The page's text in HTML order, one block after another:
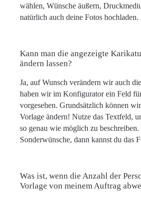
wählen, Wünsche äußern,
natürlich auch deine Fotos hochladen.
Kann man die angezeigte
ändern lassen?
Ja, auf Wunsch verändern wir auch
haben wir im Konfigurator ein Feld
vorgesehen. Grundsätzlich können
Vorlage ändern! Nutze das Textfeld,
so genau wie möglich zu
Sonderwünsche, dann kannst du das
Was ist, wenn die Anzahl der
Vorlage von meinem Auftrag